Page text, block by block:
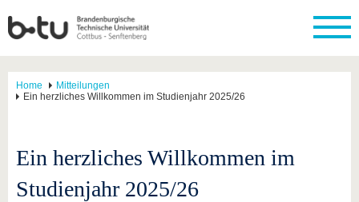
Home
Mitteilungen
Ein herzliches Willkommen im Studienjahr 2025/26
Ein herzliches Willkommen im
Studienjahr 2025/26